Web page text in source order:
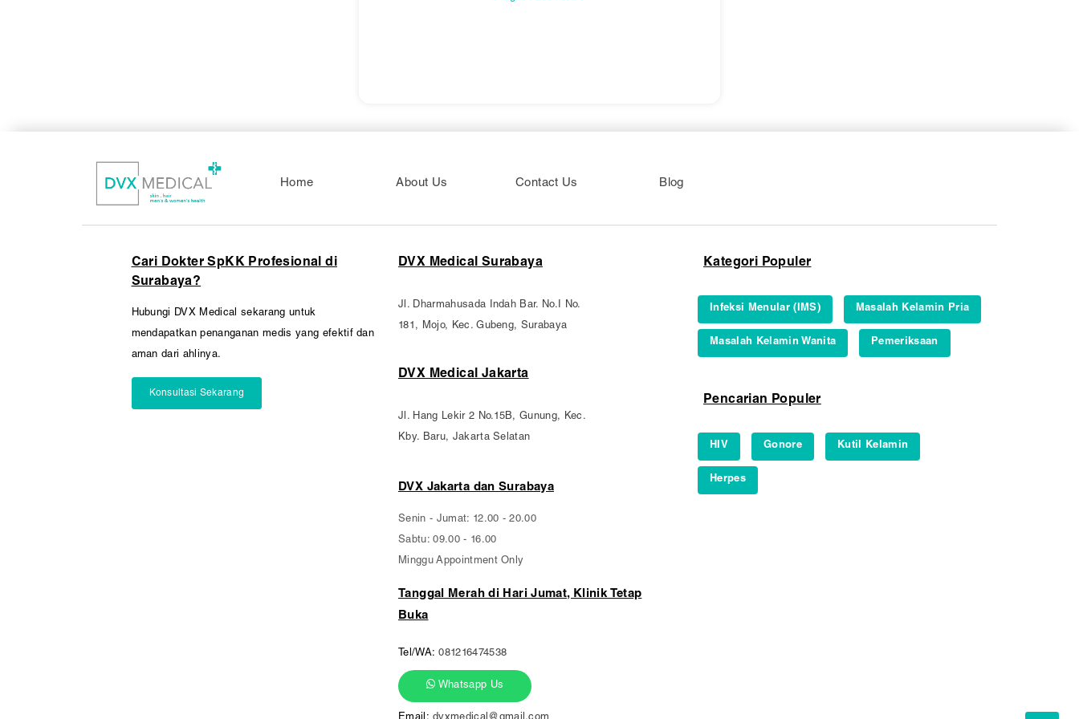
Home About Us Contact Us Blog
Cari Dokter SpKK Profesional di
Surabaya?
Hubungi DVX Medical sekarang untuk
mendapatkan penanganan medis yang efektif dan
aman dari ahlinya.
Konsultasi Sekarang
DVX Medical Surabaya
Jl. Dharmahusada Indah Bar. No.I No.
181, Mojo, Kec. Gubeng, Surabaya
DVX Medical Jakarta
Jl. Hang Lekir 2 No.15B, Gunung, Kec.
Kby. Baru, Jakarta Selatan
DVX Jakarta dan Surabaya
Senin - Jumat: 12.00 - 20.00
Sabtu: 09.00 - 16.00
Minggu Appointment Only
Tel/WA: 081216474538
Whatsapp Us
Kategori Populer
Infeksi Menular (IMS) Masalah Kelamin Pria
Masalah Kelamin Wanita Pemeriksaan
Pencarian Populer
HIV Gonore Kutil Kelamin
Herpes